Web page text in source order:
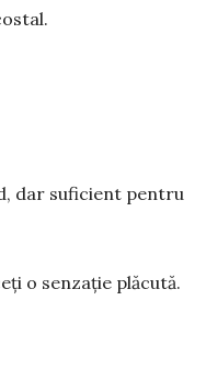
dar suficient pentru
o senzație plăcută.